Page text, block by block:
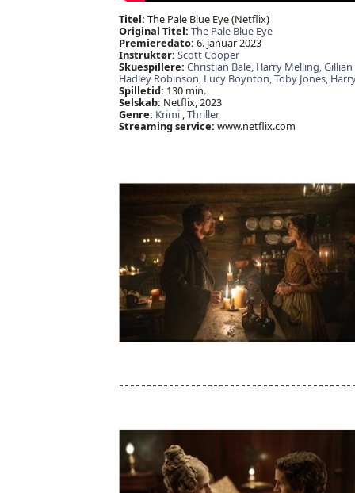
Titel: The Pale Blue Eye (Netflix)
Original Titel: The Pale Blue Eye
Premieredato: 6. januar 2023
Instruktør: Scott Cooper
Skuespillere: Christian Bale, Harry Melling,
Hadley Robinson, Lucy Boynton,Toby Jones,
Spilletid: 130 min.
Selskab: Netflix, 2023
Genre: Krimi,Thriller
Streaming service: www.netflix.com